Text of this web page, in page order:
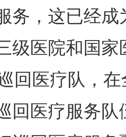
务，这已经
级医院和国
回医疗队，
回医疗服务